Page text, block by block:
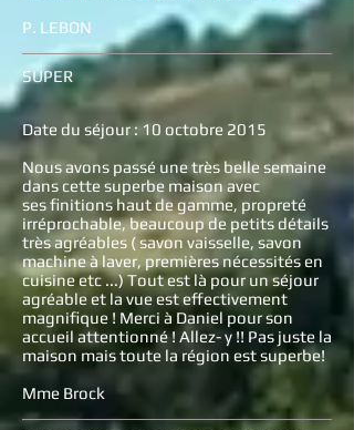
P. LEBON
SUPER
Date du séjour : 10 octobre 2015
Nous avons passé une très belle semaine
dans cette superbe maison avec
ses finitions haut de gamme, propreté
irréprochable, beaucoup de petits détails
très agréables ( savon vaisselle, savon
machine à laver, premières nécessités en
cuisine etc ...) Tout est là pour un séjour
agréable et la vue est effectivement
magnifique ! Merci à Daniel pour son
accueil attentionné ! Allez- y !! Pas juste la
maison mais toute la région est superbe!
Mme Brock